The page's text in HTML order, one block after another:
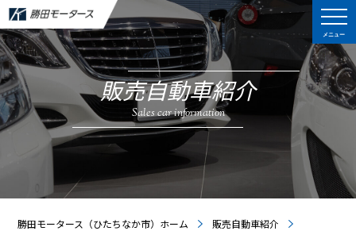
メニュー
販売自動車紹介
Sales car information
勝田モータース（ひたちなか市）ホーム
販売自動車紹介